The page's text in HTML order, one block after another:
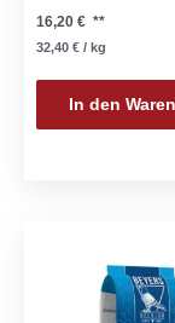
16,20 € **
32,40 € / kg
In den